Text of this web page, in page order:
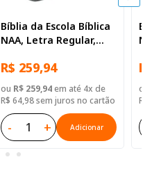
Bíblia da Escola Bíblica
NAA, Letra Regular,
Sintético Preta
R$ 259,94
ou R$ 259,94em até 4x de
R$ 64,98 sem juros no cartão
- + Adicionar
ou
R$